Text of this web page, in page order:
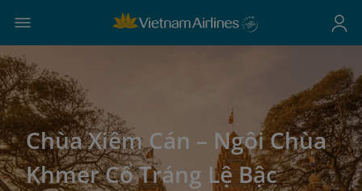
Chùa Xiêm Cán – Ngôi Chùa
Khmer Cổ Tráng Lệ Bậc